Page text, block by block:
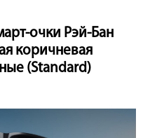
очки Рэй-Бан
коричневая
(Standard)